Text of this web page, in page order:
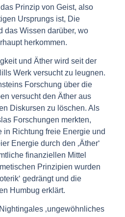
Prinzip von Geist, also
Ursprungs ist, Die
das Wissen darüber, wo
herkommen.
und Äther wird seit der
Werk versucht zu leugnen.
Forschung über die
versucht den Äther aus
Diskursen zu löschen. Als
Forschungen merkten,
in Richtung freie Energie und
Energie durch den ‚Äther‘
finanziellen Mittel
Prinzipien wurden
gedrängt und die
Humbug erklärt.
‚ungewöhnliches